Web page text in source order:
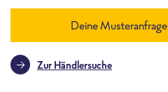
Deine Musteranfrage
Zur Händlersuche